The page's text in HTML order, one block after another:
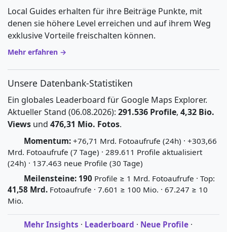
Local Guides erhalten für ihre Beiträge Punkte, mit
denen sie höhere Level erreichen und auf ihrem Weg
exklusive Vorteile freischalten können.
Mehr erfahren →
Unsere Datenbank-Statistiken
Ein globales Leaderboard für Google Maps Explorer.
Aktueller Stand (06.08.2026): 291.536 Profile, 4,32 Bio.
Views und 476,31 Mio. Fotos.
Momentum: +76,71 Mrd. Fotoaufrufe (24h) · +303,66
Mrd. Fotoaufrufe (7 Tage) · 289.611 Profile aktualisiert
(24h) · 137.463 neue Profile (30 Tage)
Meilensteine: 190 Profile ≥ 1 Mrd. Fotoaufrufe · Top:
41,58 Mrd. Fotoaufrufe · 7.601 ≥ 100 Mio. · 67.247 ≥ 10
Mio.
Mehr Insights · Leaderboard · Neue Profile ·